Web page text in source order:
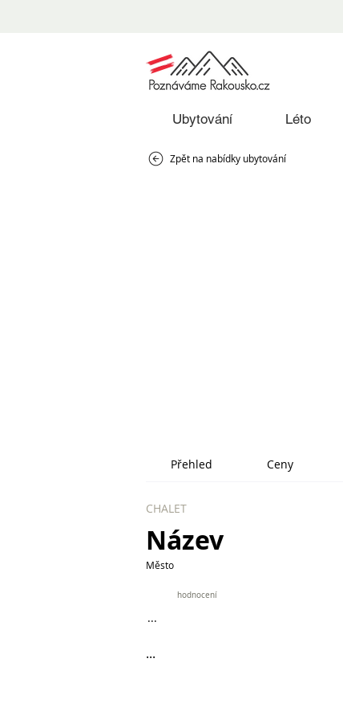
Ubytování Léto
Zpět na nabídky ubytování
Přehled Ceny
CHALET
Název
Město
hodnocení
...
...